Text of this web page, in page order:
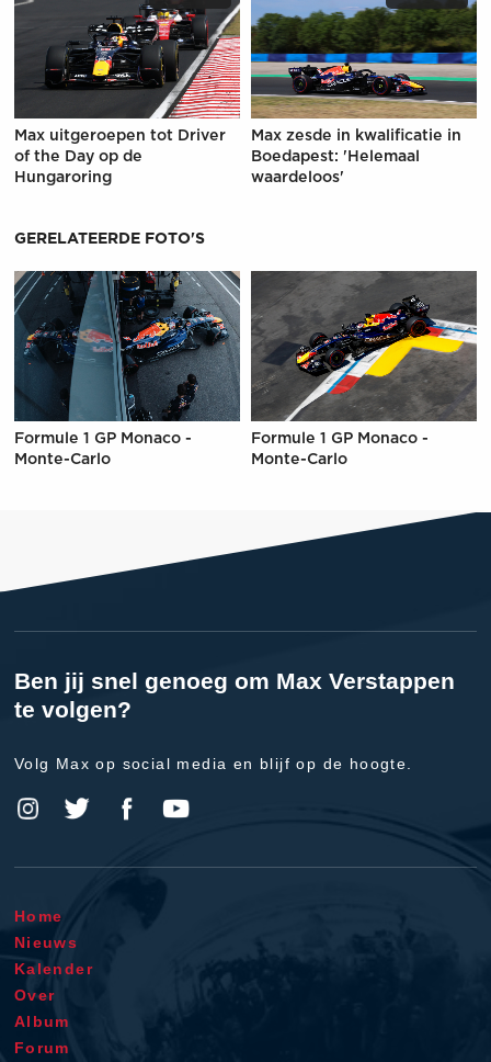
Max uitgeroepen tot Driver
of the Day op de
Hungaroring
Max zesde in kwalificatie in
Boedapest: 'Helemaal
waardeloos'
GERELATEERDE FOTO'S
Formule 1 GP Monaco -
Monte-Carlo
Formule 1 GP Monaco -
Monte-Carlo
Ben jij snel genoeg om Max Verstappen
te volgen?
Volg Max op social media en blijf op de hoogte.
Home
Nieuws
Kalender
Over
Album
Forum